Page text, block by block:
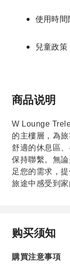
使用時間
兒童政
商品说明
W Lounge
的主樓層，為
舒適的休息區
保持聯繫。無
足您的需求，
旅途中感受到家
购买须知
購買注意事項